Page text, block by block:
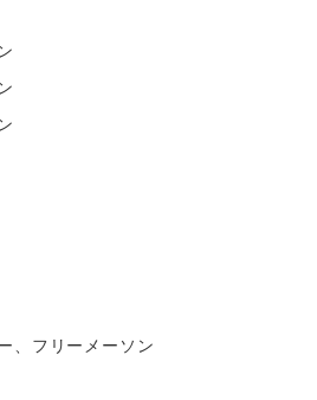
、フリーメーソン